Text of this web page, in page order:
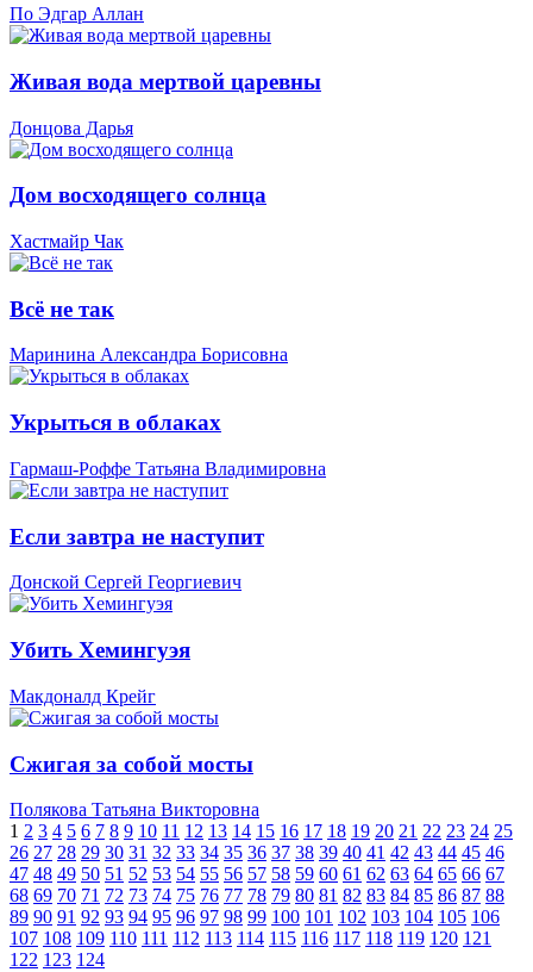
По Эдгар Аллан
Живая вода мертвой царевны
Донцова Дарья
Дом восходящего солнца
Хастмайр Чак
Всё не так
Маринина Александра Борисовна
Укрыться в облаках
Гармаш-Роффе Татьяна Владимировна
Если завтра не наступит
Донской Сергей Георгиевич
Убить Хемингуэя
Макдоналд Крейг
Сжигая за собой мосты
Полякова Татьяна Викторовна
1 2 3 4 5 6 7 8 9 10 11 12 13 14 15 16 17 18 19 20 21 22 23 24 25
26 27 28 29 30 31 32 33 34 35 36 37 38 39 40 41 42 43 44 45 46
47 48 49 50 51 52 53 54 55 56 57 58 59 60 61 62 63 64 65 66 67
68 69 70 71 72 73 74 75 76 77 78 79 80 81 82 83 84 85 86 87 88
89 90 91 92 93 94 95 96 97 98 99 100 101 102 103 104 105 106
107 108 109 110 111 112 113 114 115 116 117 118 119 120 121
122 123 124